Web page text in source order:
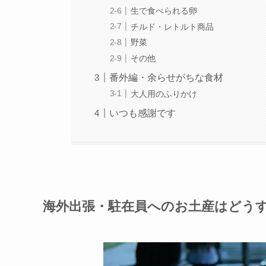
生で食べられる卵
チルド・レトルト商品
野菜
その他
番外編・余らせがちな食材
大人用のふりかけ
いつも感謝です
海外出張・駐在員へのお土産はどう